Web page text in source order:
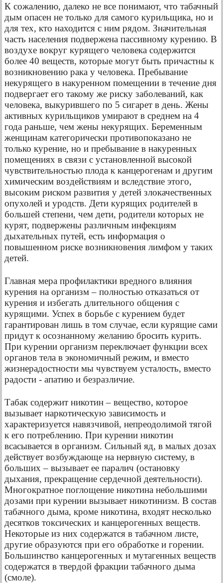
К сожалению, далеко не все понимают, что табачный
дым опасен не только для самого курильщика, но и
для тех, кто находится с ним рядом. Значительная
часть населения подвержена пассивному курению. В
воздухе вокруг курящего человека содержится
более 40 веществ, которые могут быть причастны к
возникновению рака у человека. Пребывание
некурящего в накуренном помещении в течение дня
подвергает его такому же риску заболеваний, как
человека, выкурившего по 5 сигарет в день. Жены
активных курильщиков умирают в среднем на 4
года раньше, чем жены некурящих. Беременным
женщинам категорически противопоказано не
только курение, но и пребывание в накуренных
помещениях в связи с установленной высокой
чувствительностью плода к канцерогенам и другим
химическим воздействиям и вследствие этого,
высоким риском развития у детей злокачественных
опухолей и уродств. Дети курящих родителей в
большей степени, чем дети, родители которых не
курят, подвержены различным инфекциям
дыхательных путей, есть информация о
повышенном риске возникновения лимфом у таких
детей.
Главная мера профилактики вредного влияния
курения на организм – полностью отказаться от
курения и избегать длительного общения с
курящими. Успех в борьбе с курением будет
гарантирован лишь в том случае, если курящие сами
придут к осознанному желанию бросить курить.
При курении организм переключает функции всех
органов тела в экономичный режим, и вместо
жизнерадостности мы чувствуем усталость, вместо
радости - апатию и безразличие.
Табак содержит никотин – вещество, которое
вызывает наркотическую зависимость и
характеризуется навязчивой, непреодолимой тягой
к его потреблению. При курении никотин
всасывается в организм. Сильный яд, в малых дозах
действует возбуждающе на нервную систему, в
больших – вызывает ее паралич (остановку
дыхания, прекращение сердечной деятельности).
Многократное поглощение никотина небольшими
дозами при курении вызывает никотинизм. В состав
табачного дыма, кроме никотина, входят несколько
десятков токсических и канцерогенных веществ.
Некоторые из них содержатся в табачном листе,
другие образуются при его обработке и горении.
Большинство канцерогенных и мутагенных веществ
содержатся в твердой фракции табачного дыма
(смоле).